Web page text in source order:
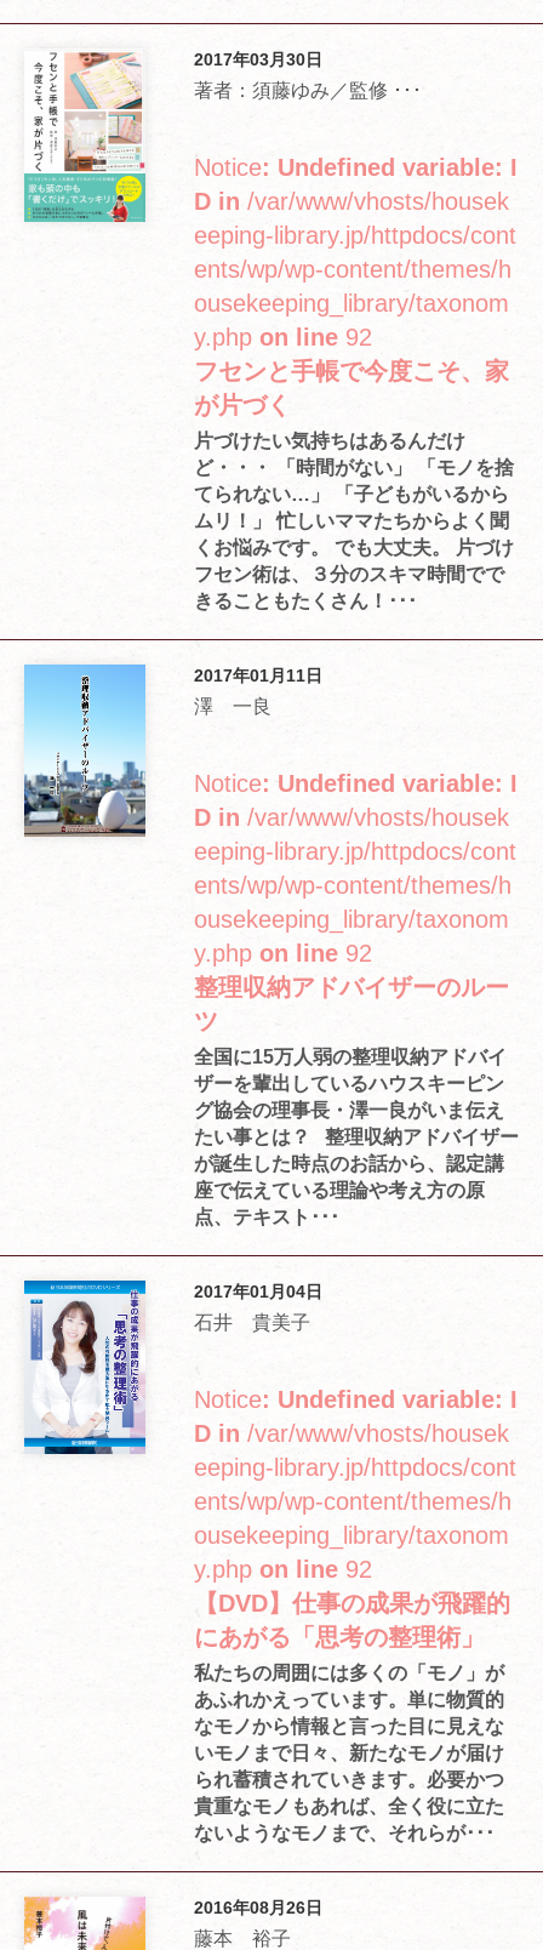
2017年03月30日
著者：須藤ゆみ／監修 ･･･
Notice: Undefined variable: I
D in /var/www/vhosts/housek
eeping-library.jp/httpdocs/cont
ents/wp/wp-content/themes/h
ousekeeping_library/taxonom
y.php on line 92
フセンと手帳で今度こそ、家
が片づく
片づけたい気持ちはあるんだけ
ど・・・ 「時間がない」 「モノを捨
てられない…」 「子どもがいるから
ムリ！」 忙しいママたちからよく聞
くお悩みです。 でも大丈夫。 片づけ
フセン術は、３分のスキマ時間でで
きることもたくさん！･･･
2017年01月11日
澤 一良
Notice: Undefined variable: I
D in /var/www/vhosts/housek
eeping-library.jp/httpdocs/cont
ents/wp/wp-content/themes/h
ousekeeping_library/taxonom
y.php on line 92
整理収納アドバイザーのルー
ツ
全国に15万人弱の整理収納アドバイ
ザーを輩出しているハウスキーピン
グ協会の理事長・澤一良がいま伝え
たい事とは？ 整理収納アドバイザー
が誕生した時点のお話から、認定講
座で伝えている理論や考え方の原
点、テキスト･･･
2017年01月04日
石井 貴美子
Notice: Undefined variable: I
D in /var/www/vhosts/housek
eeping-library.jp/httpdocs/cont
ents/wp/wp-content/themes/h
ousekeeping_library/taxonom
y.php on line 92
【DVD】仕事の成果が飛躍的
にあがる「思考の整理術」
私たちの周囲には多くの「モノ」が
あふれかえっています。単に物質的
なモノから情報と言った目に見えな
いモノまで日々、新たなモノが届け
られ蓄積されていきます。必要かつ
貴重なモノもあれば、全く役に立た
ないようなモノまで、それらが･･･
2016年08月26日
藤本 裕子